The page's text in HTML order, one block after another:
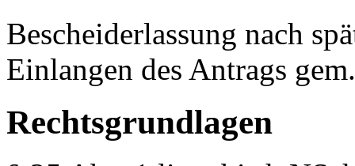
Bescheiderlassung nach
Einlangen des Antrags
Rechtsgrundlagen